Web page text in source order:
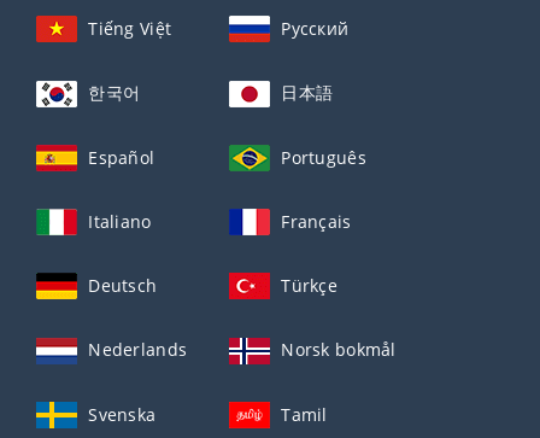
Tiếng Việt Русский
한국어 日本語
Español Português
Italiano Français
Deutsch Türkçe
Nederlands Norsk bokmål
Svenska Tamil